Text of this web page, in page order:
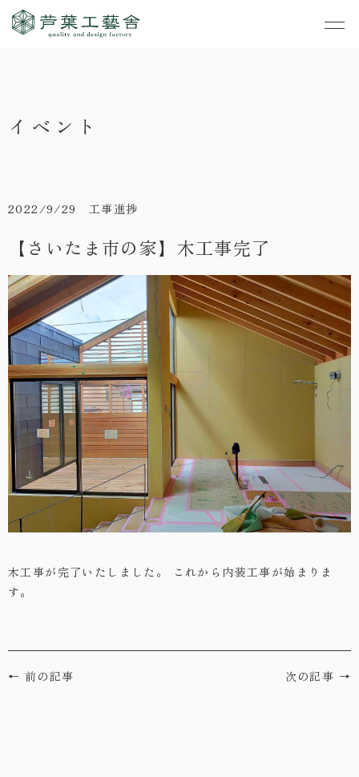
イベント
2022/9/29 工事進捗
【さいたま市の家】木工事完了
木工事が完了いたしました。
これから内装工事が始まりま
す。
← 前の記事 次の記事 →
- すべて
事業案内
- コンセプトハウス事
業
- 家・不動産の利活用
- すべて
- コンセプトハウス6
- コンセプトハウス5
- ギャラリー&工房
・お客さまの声
・リクルート
・会社概要
・お問い合わせ